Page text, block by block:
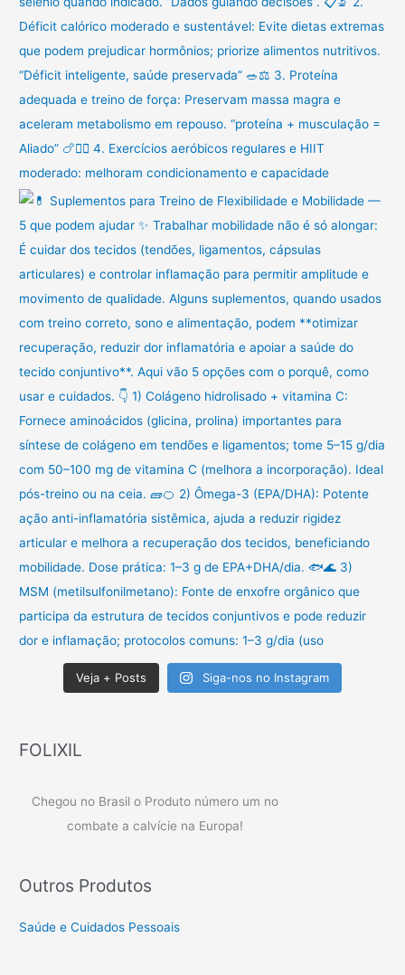
Veja + Posts Siga-nos no Instagram
FOLIXIL
Chegou no Brasil o Produto número um no
combate a calvície na Europa!
Outros Produtos
Saúde e Cuidados Pessoais